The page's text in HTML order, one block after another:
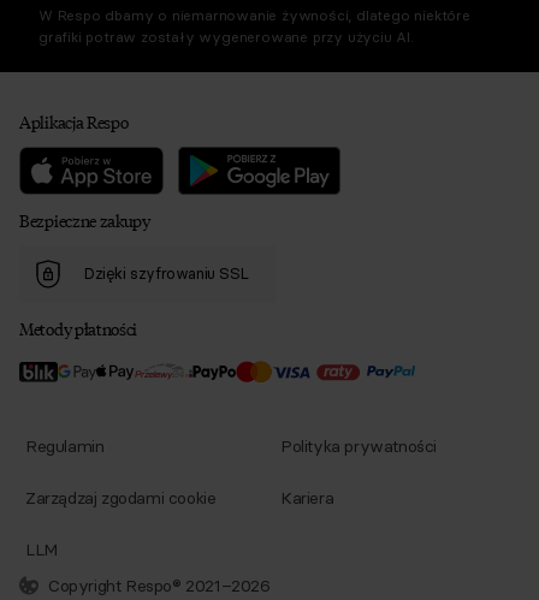
W Respo dbamy o niemarnowanie żywności, dlatego niektóre
grafiki potraw zostały wygenerowane przy użyciu AI.
Aplikacja Respo
Bezpieczne zakupy
Dzięki szyfrowaniu SSL
Metody płatności
Copyright Respo® 2021–2026
Regulamin Polityka prywatności
Zarządzaj zgodami cookie Kariera
LLM